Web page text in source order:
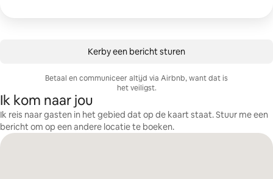
Kerby een bericht sturen
Betaal en communiceer altijd via Airbnb, want dat is
het veiligst.
Ik kom naar jou
Ik reis naar gasten in het gebied dat op de kaart staat. Stuur me een
bericht om op een andere locatie te boeken.